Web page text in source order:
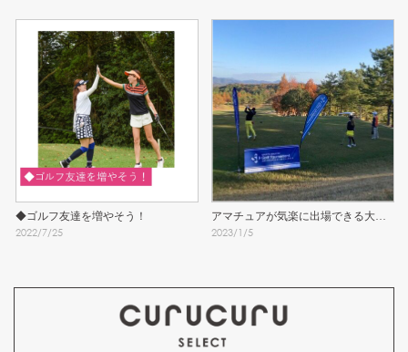
◆ゴルフ友達を増やそう！
2022/7/25
アマチュアが気楽に出場できる大会
～ベストボール形式～
2023/1/5